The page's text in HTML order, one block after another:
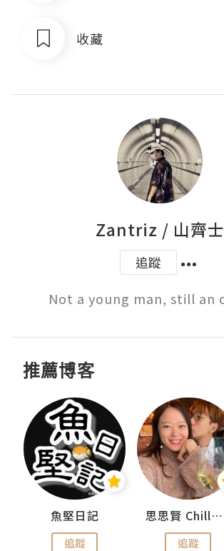
收藏
Zantriz / 山齊士
追蹤
推薦博客
魚堅日記
追蹤
思思賢 ChillMyBabe
追蹤